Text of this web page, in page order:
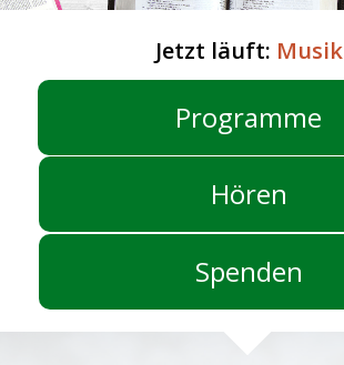
Jetzt läuft: Musik
Programme
Hören
Spenden